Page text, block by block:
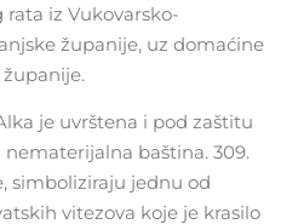
iz Vukovarsko-
županije, uz domaćine
je uvrštena i pod zaštitu
nematerijalna baština. 309.
simboliziraju jednu od
vitezova koje je krasilo